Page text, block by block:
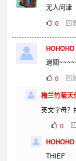
无人问津
0
回
HOHOHO
過關
0
回
梅兰竹菊天
英文字母？
0
HOHOHO
THIEF